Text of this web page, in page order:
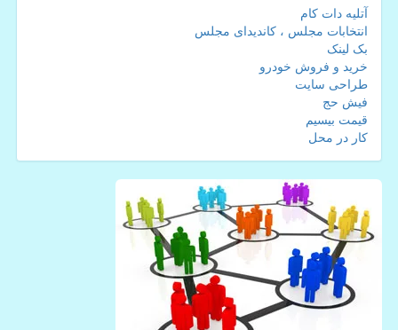
آتلیه دات کام
انتخابات مجلس ، کاندیدای مجلس
بک لینک
خرید و فروش خودرو
طراحی سایت
فیش حج
قیمت بیسیم
کار در محل